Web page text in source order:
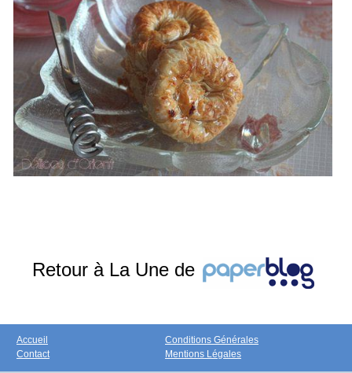
Retour à La Une de
Accueil
Contact
Conditions Générales
Mentions Légales